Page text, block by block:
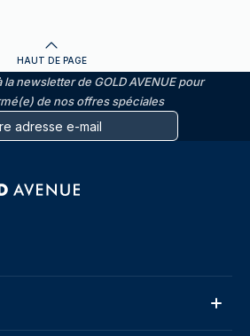
HAUT DE PAGE
la newsletter de GOLD AVENUE pour
de nos offres spéciales